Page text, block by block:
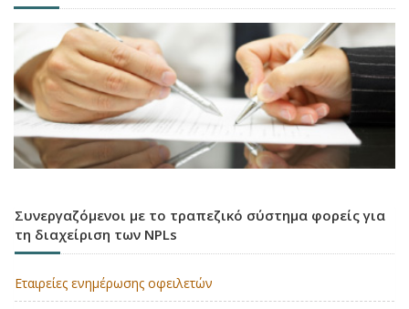
Συνεργαζόμενοι με το τραπεζικό σύστημα φορείς για
τη διαχείριση των NPLs
Εταιρείες ενημέρωσης οφειλετών